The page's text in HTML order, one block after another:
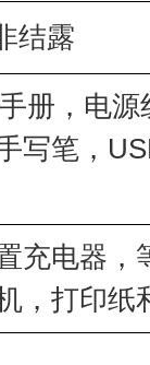
结露
册，电
写笔，
充电器，
，打印纸